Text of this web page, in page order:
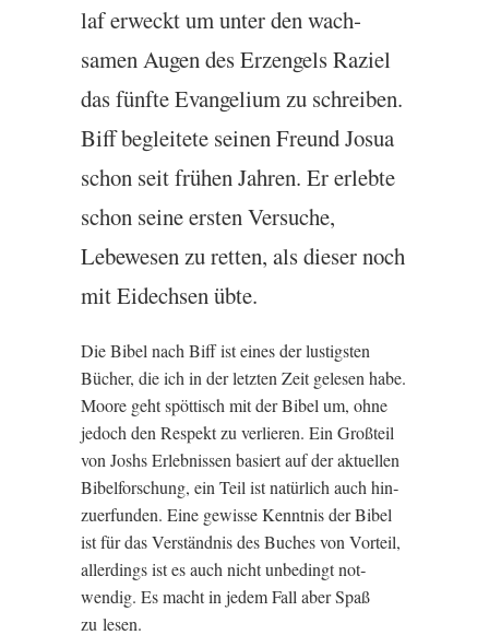
laf erweckt um unter den wach­
samen Augen des Erz­en­gels Raziel
das fün­fte Evan­geli­um zu schreiben.
Biff beg­leitete sein­en Fre­und Josua
schon seit frühen Jahren. Er erlebte
schon seine ersten Ver­suche,
Lebewesen zu retten, als dieser noch
mit Eidech­sen übte.
Die Bibel nach Biff ist eines der lust­ig­sten
Büch­er, die ich in der let­zten Zeit gelesen habe.
Moore geht spöt­tisch mit der Bibel um, ohne
jedoch den Respekt zu ver­lier­en. Ein Großteil
von Joshs Erleb­n­is­sen basiert auf der aktuel­len
Bibelforschung, ein Teil ist natür­lich auch hin­
zuer­fun­den. Eine gewisse Ken­nt­nis der Bibel
ist für das Ver­ständ­nis des Buches von Vorteil,
allerd­ings ist es auch nicht unbedingt not­
wendig. Es macht in jedem Fall aber Spaß
zu lesen.